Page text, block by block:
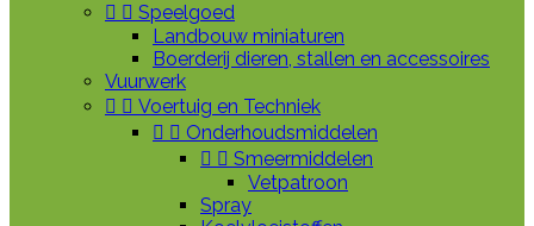
  Speelgoed
Landbouw miniaturen
Boerderij dieren, stallen en accessoires
Vuurwerk
  Voertuig en Techniek
  Onderhoudsmiddelen
  Smeermiddelen
Vetpatroon
Spray